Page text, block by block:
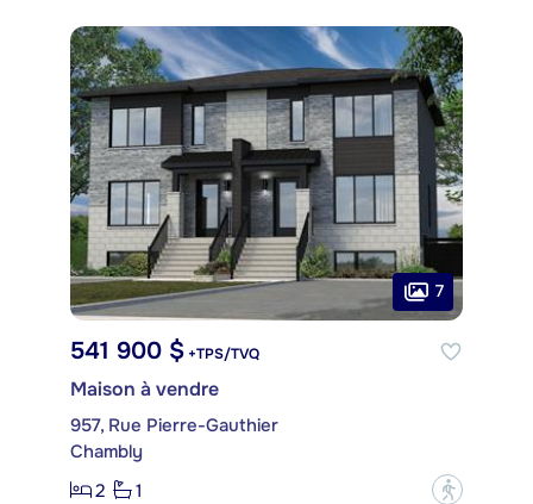
7
541 900 $ +TPS/TVQ
Maison à vendre
957, Rue Pierre-Gauthier
Chambly
2
1 ?